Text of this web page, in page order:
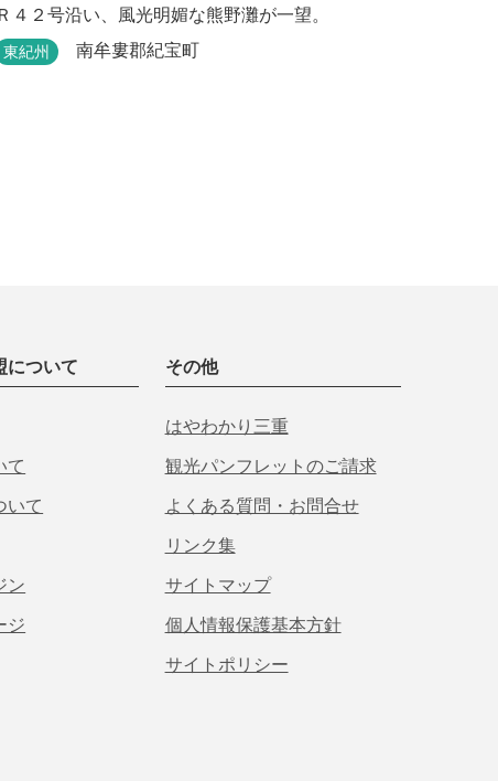
Ｒ４２号沿い、風光明媚な熊野灘が一望。
東紀州 南牟婁郡紀宝町
について
て
いて
ン
ジ
その他
はやわかり三重
観光パンフレットのご請求
よくある質問・お問合せ
リンク集
サイトマップ
個人情報保護基本方針
サイトポリシー